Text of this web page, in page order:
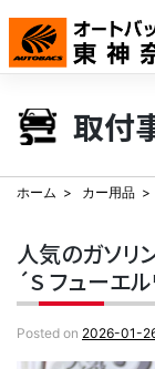
Skip
content
取付
ホーム カー用品
人気のガソリ
´S フューエル
Posted on 2026-01-